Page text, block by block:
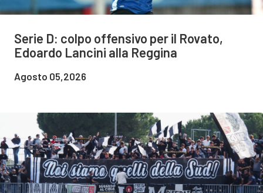
Serie D: colpo offensivo per il Rovato,
Edoardo Lancini alla Reggina
Agosto 05,2026